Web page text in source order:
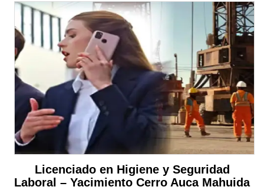
Licenciado en Higiene y Seguridad
Laboral – Yacimiento Cerro Auca Mahuida